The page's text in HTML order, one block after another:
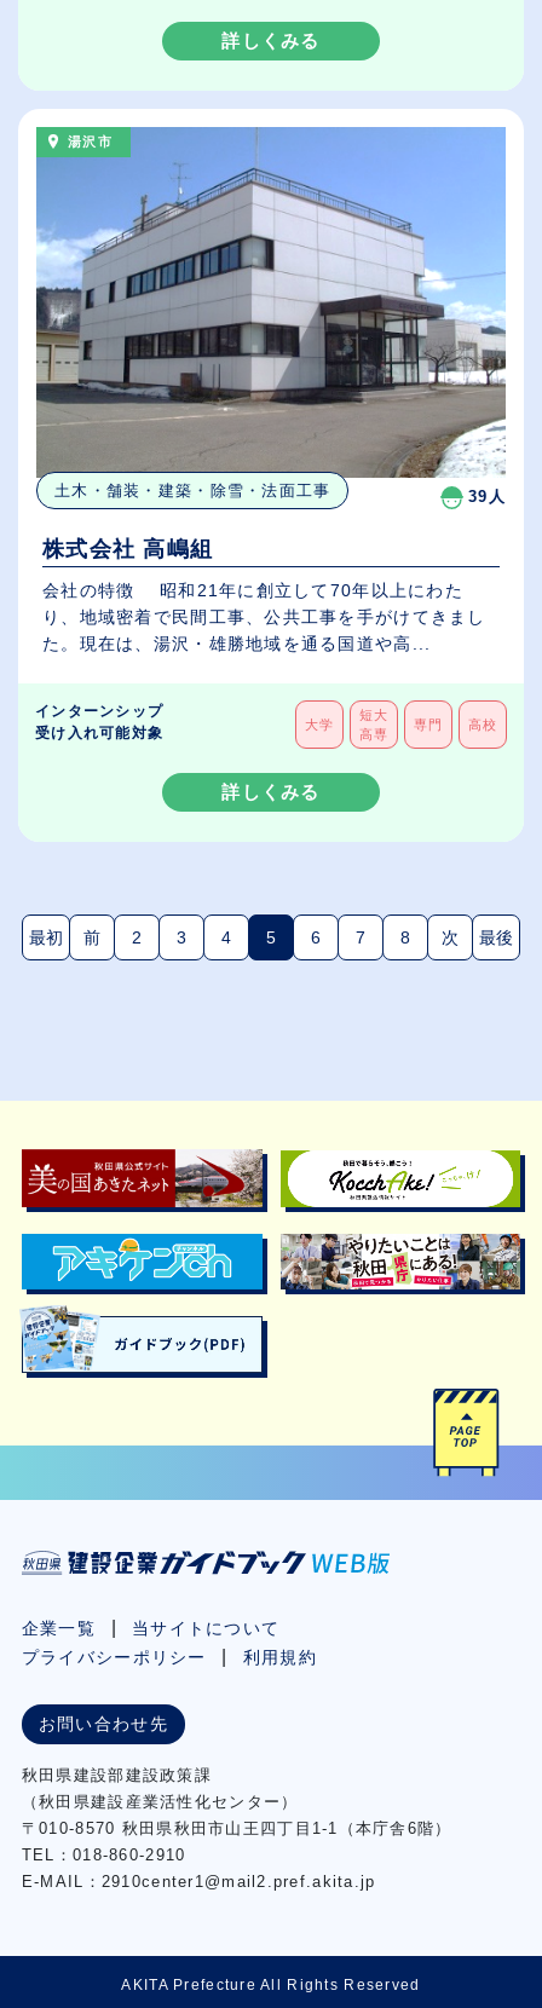
詳しくみる
湯沢市
土木・舗装・建築・除雪・法面工事 39人
株式会社 高嶋組
会社の特徴 昭和21年に創立して70年以上にわた
り、地域密着で民間工事、公共工事を手がけてきまし
た。現在は、湯沢・雄勝地域を通る国道や高...
インターンシップ
受け入れ可能対象
大学
短大
高専
専門 高校
詳しくみる
最初 前 2 3 4 5(現在のページ)
6 7 8 次 最後
企業一覧
当サイトについて
プライバシーポリシー
利用規約
お問い合わせ先
秋⽥県建設部建設政策課
（秋⽥県建設産業活性化センター）
〒010-8570 秋田県秋田市⼭王四丁⽬1-1（本庁舎6階）
TEL：018-860-2910
E-MAIL：2910center1@mail2.pref.akita.jp
AKITA Prefecture All Rights Reserved